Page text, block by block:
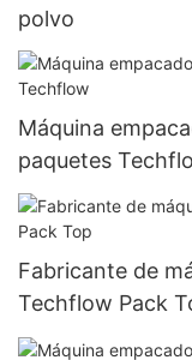
polvo
Máquina
paquetes
Fabricante de
Techflow Pack